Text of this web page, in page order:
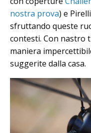
nostra prova) e
sfruttando queste
contesti. Con nastro
maniera
suggerite dalla casa.